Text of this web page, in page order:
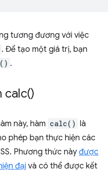
tương đương với việc
. Để tạo một giá trị, bạn
.
calc()
này, hàm calc() là
phép bạn thực hiện các
Phương thức này được
đại và có thể được kết